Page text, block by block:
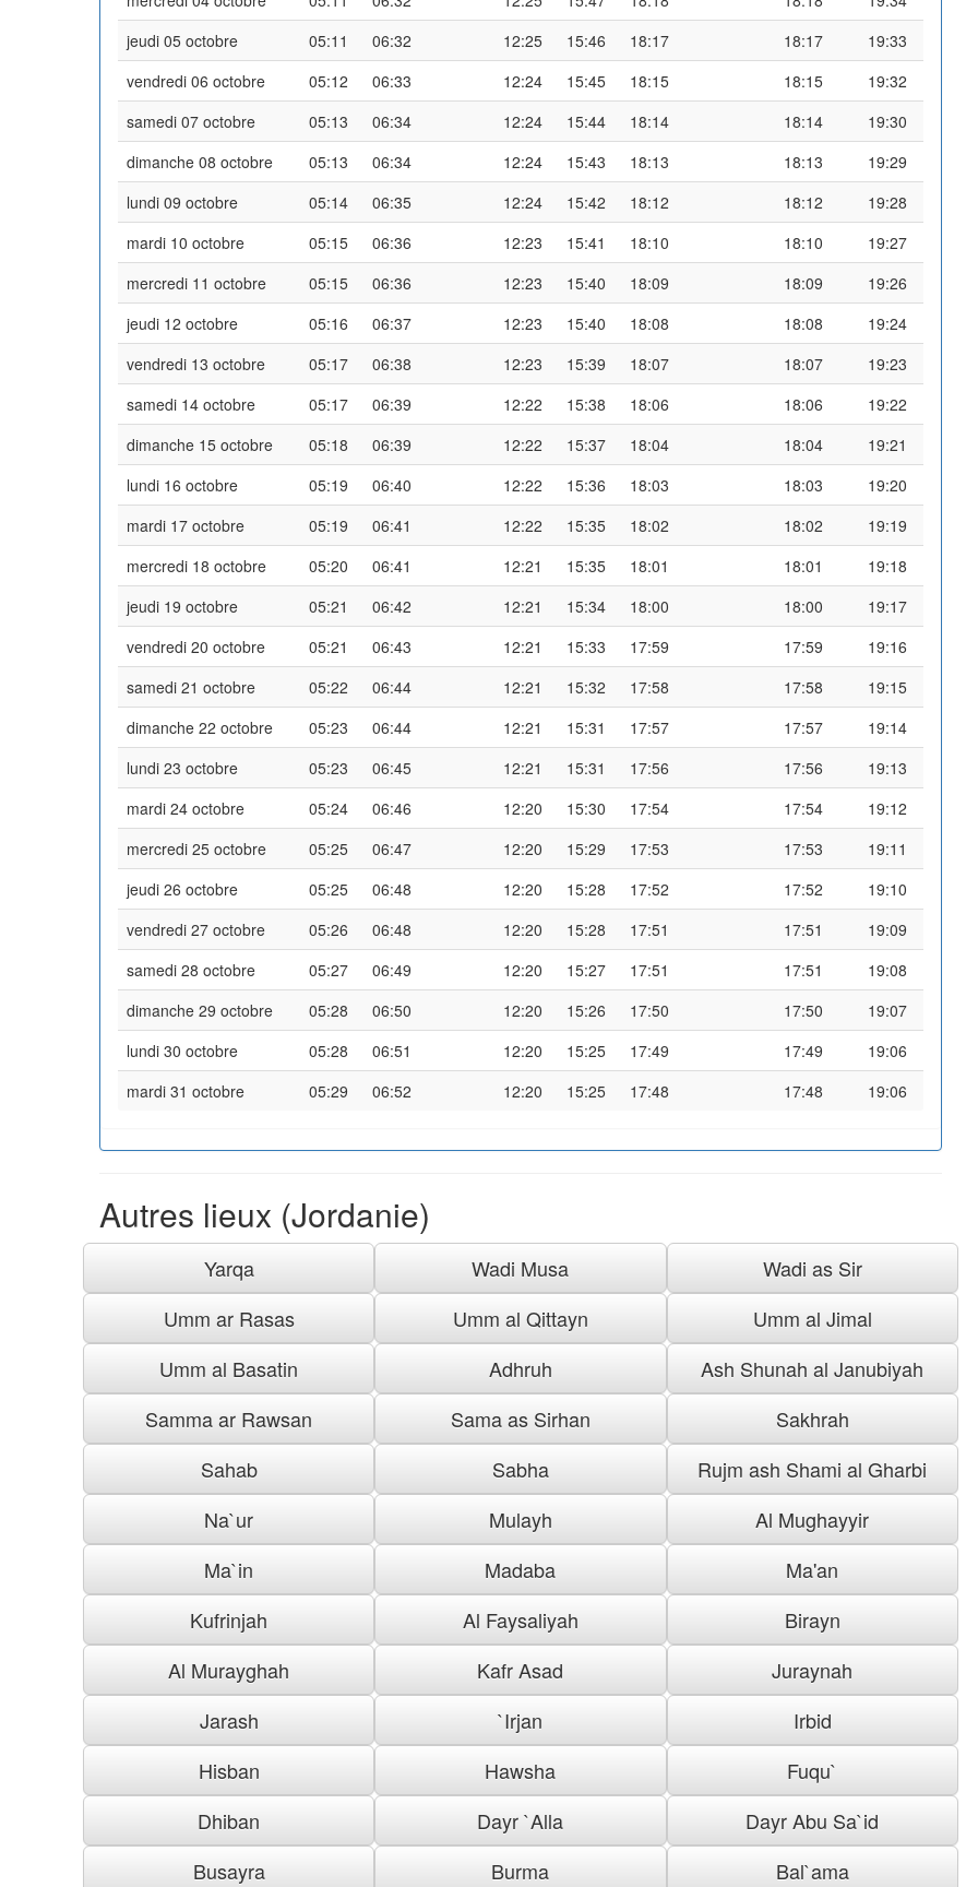
jeudi 05 octobre
05:11 06:32 12:25 15:46 18:17 18:17
19:33
vendredi 06 octobre
05:12 06:33 12:24 15:45 18:15 18:15
19:32
samedi 07 octobre
05:13 06:34 12:24 15:44 18:14 18:14
19:30
dimanche 08 octobre
05:13 06:34 12:24 15:43 18:13 18:13
19:29
lundi 09 octobre
05:14 06:35 12:24 15:42 18:12 18:12
19:28
mardi 10 octobre
05:15 06:36 12:23 15:41 18:10 18:10
19:27
mercredi 11 octobre
05:15 06:36 12:23 15:40 18:09 18:09
19:26
jeudi 12 octobre
05:16 06:37 12:23 15:40 18:08 18:08
19:24
vendredi 13 octobre
05:17 06:38 12:23 15:39 18:07 18:07
19:23
samedi 14 octobre
05:17 06:39 12:22 15:38 18:06 18:06
19:22
dimanche 15 octobre
05:18 06:39 12:22 15:37 18:04 18:04
19:21
lundi 16 octobre
05:19 06:40 12:22 15:36 18:03 18:03
19:20
mardi 17 octobre
05:19 06:41 12:22 15:35 18:02 18:02
19:19
mercredi 18 octobre
05:20 06:41 12:21 15:35 18:01 18:01
19:18
jeudi 19 octobre
05:21 06:42 12:21 15:34 18:00 18:00
19:17
vendredi 20 octobre
05:21 06:43 12:21 15:33 17:59 17:59
19:16
samedi 21 octobre
05:22 06:44 12:21 15:32 17:58 17:58
19:15
dimanche 22 octobre
05:23 06:44 12:21 15:31 17:57 17:57
19:14
lundi 23 octobre
05:23 06:45 12:21 15:31 17:56 17:56
19:13
mardi 24 octobre
05:24 06:46 12:20 15:30 17:54 17:54
19:12
mercredi 25 octobre
05:25 06:47 12:20 15:29 17:53 17:53
19:11
jeudi 26 octobre
05:25 06:48 12:20 15:28 17:52 17:52
19:10
vendredi 27 octobre
05:26 06:48 12:20 15:28 17:51 17:51
19:09
samedi 28 octobre
05:27 06:49 12:20 15:27 17:51 17:51
19:08
dimanche 29 octobre
05:28 06:50 12:20 15:26 17:50 17:50
19:07
lundi 30 octobre
05:28 06:51 12:20 15:25 17:49 17:49
19:06
mardi 31 octobre
05:29 06:52 12:20 15:25 17:48 17:48 19:06
Autres lieux (Jordanie)
Yarqa Wadi Musa
Wadi as Sir
Umm ar Rasas
Umm al Qittayn
Umm al Jimal
Umm al Basatin
Adhruh
Ash Shunah al Janubiyah
Samma ar Rawsan
Sama as Sirhan
Sakhrah
Sahab
Sabha
Rujm ash Shami al Gharbi
Na`ur
Mulayh
Al Mughayyir
Ma`in
Madaba
Ma'an
Kufrinjah
Al Faysaliyah
Birayn
Al Murayghah
Kafr Asad
Juraynah
Jarash
`Irjan
Irbid
Hisban
Hawsha
Fuqu`
Dhiban
Dayr `Alla
Dayr Abu Sa`id
Busayra
Burma Bal`ama